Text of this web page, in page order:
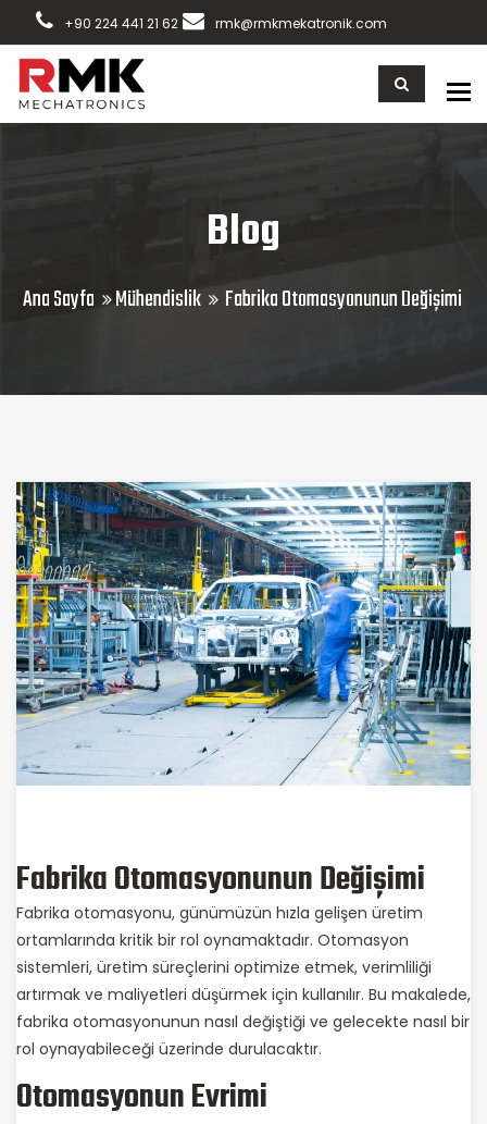
+90 224 441 21 62 rmk@rmkmekatronik.com
Blog
Ana Sayfa Mühendislik Fabrika Otomasyonunun Değişimi
Fabrika Otomasyonunun Değişimi
Fabrika otomasyonu, günümüzün hızla gelişen üretim
ortamlarında kritik bir rol oynamaktadır. Otomasyon
sistemleri, üretim süreçlerini optimize etmek, verimliliği
artırmak ve maliyetleri düşürmek için kullanılır. Bu makalede,
fabrika otomasyonunun nasıl değiştiği ve gelecekte nasıl bir
rol oynayabileceği üzerinde durulacaktır.
Otomasyonun Evrimi